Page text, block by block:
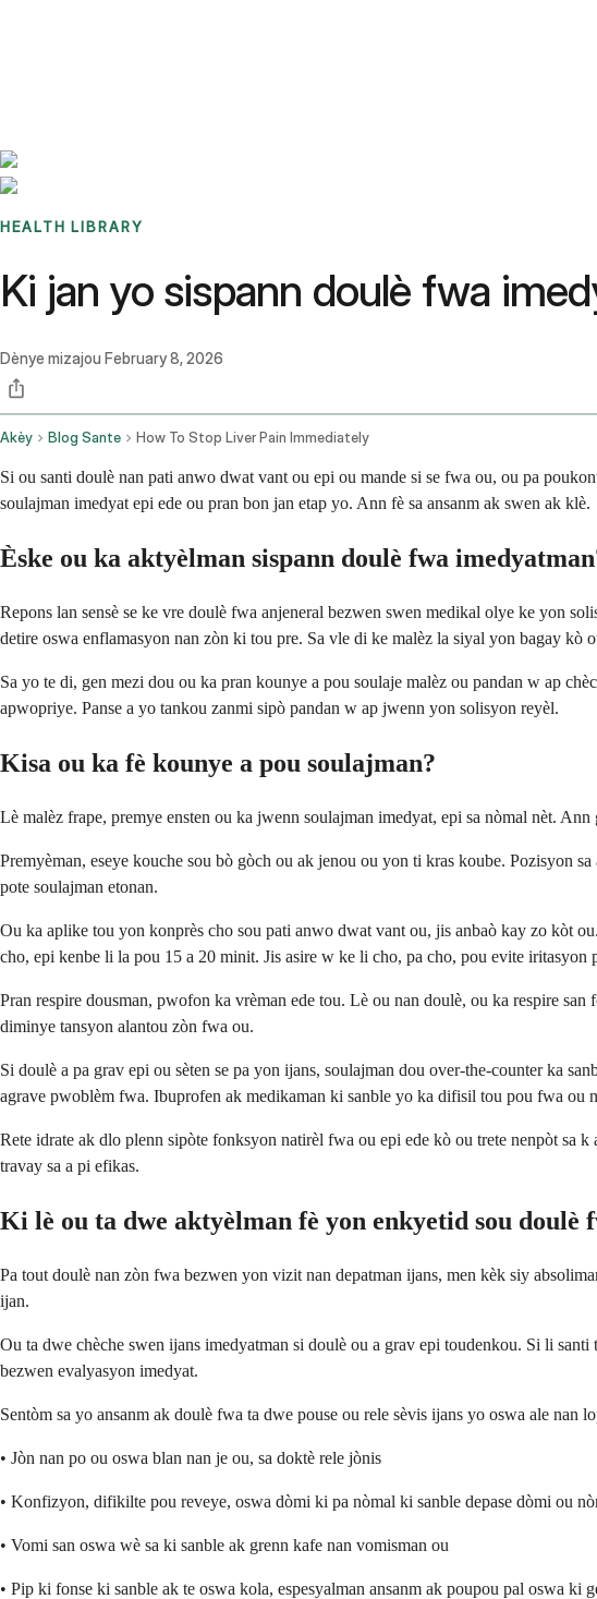
HEALTH LIBRARY
Ki jan yo sispann doulè fwa
Dènye mizajou February 8, 2026
Akèy Blog Sante How To Stop Liver Pain Immediately
Si ou santi doulè nan pati anwo dwat vant ou epi ou mande si se fwa ou, ou pa
soulajman imedyat epi ede ou pran bon jan etap yo. Ann fè sa ansanm ak swen ak klè.
Èske ou ka aktyèlman sispann doulè fwa
Repons lan sensè se ke vre doulè fwa anjeneral bezwen swen medikal olye ke yon
detire oswa enflamasyon nan zòn ki tou pre. Sa vle di ke malèz la siyal yon bagay kò
Sa yo te di, gen mezi dou ou ka pran kounye a pou soulaje malèz ou pandan w ap
apwopriye. Panse a yo tankou zanmi sipò pandan w ap jwenn yon solisyon reyèl.
Kisa ou ka fè kounye a pou soulajman?
Lè malèz frape, premye ensten ou ka jwenn soulajman imedyat, epi sa nòmal nèt.
Premyèman, eseye kouche sou bò gòch ou ak jenou ou yon ti kras koube. Pozisyon
pote soulajman etonan.
Ou ka aplike tou yon konprès cho sou pati anwo dwat vant ou, jis anbaò kay zo kòt
cho, epi kenbe li la pou 15 a 20 minit. Jis asire w ke li cho, pa cho, pou evite iritasyon
Pran respire dousman, pwofon ka vrèman ede tou. Lè ou nan doulè, ou ka respire
diminye tansyon alantou zòn fwa ou.
Si doulè a pa grav epi ou sèten se pa yon ijans, soulajman dou over-the-counter ka
agrave pwoblèm fwa. Ibuprofen ak medikaman ki sanble yo ka difisil tou pou fwa ou
Rete idrate ak dlo plenn sipòte fonksyon natirèl fwa ou epi ede kò ou trete nenpòt
travay sa a pi efikas.
Ki lè ou ta dwe aktyèlman fè yon enkyetid sou doulè
Pa tout doulè nan zòn fwa bezwen yon vizit nan depatman ijans, men kèk siy
ijan.
Ou ta dwe chèche swen ijans imedyatman si doulè ou a grav epi toudenkou. Si li
bezwen evalyasyon imedyat.
Sentòm sa yo ansanm ak doulè fwa ta dwe pouse ou rele sèvis ijans yo oswa ale
• Jòn nan po ou oswa blan nan je ou, sa doktè rele jònis
• Konfizyon, difikilte pou reveye, oswa dòmi ki pa nòmal ki sanble depase dòmi ou
• Vomi san oswa wè sa ki sanble ak grenn kafe nan vomisman ou
• Pip ki fonse ki sanble ak te oswa kola, espesyalman ansanm ak poupou pal oswa ki